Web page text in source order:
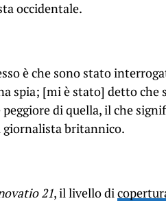
occidentale.
è che sono stato
spia; [mi è stato] detto
peggiore di quella, il che
giornalista britannico.
21, il livello di